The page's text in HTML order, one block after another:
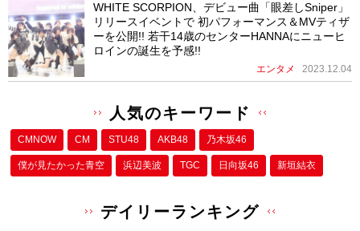
WHITE SCORPION、デビュー曲「眼差しSniper」
リリースイベントで 初パフォーマンス＆MVティザ
ーを公開!! 若干14歳のセンターHANNAにニューヒ
ロインの誕生を予感!!
エンタメ 2023.12.04
人気のキーワード
CMNOW CM STU48 AKB48 乃木坂46
僕が⾒たかった⻘空 浜辺美波 TGC 日向坂46 新垣結衣
デイリーランキング